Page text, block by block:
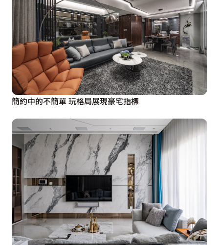
簡約中的不簡單 玩格局展現豪宅指標